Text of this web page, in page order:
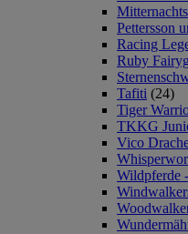
Pettersson
Racing
Ruby
Tafiti (24)
Tiger
TKKG
Vico
Wildpferde